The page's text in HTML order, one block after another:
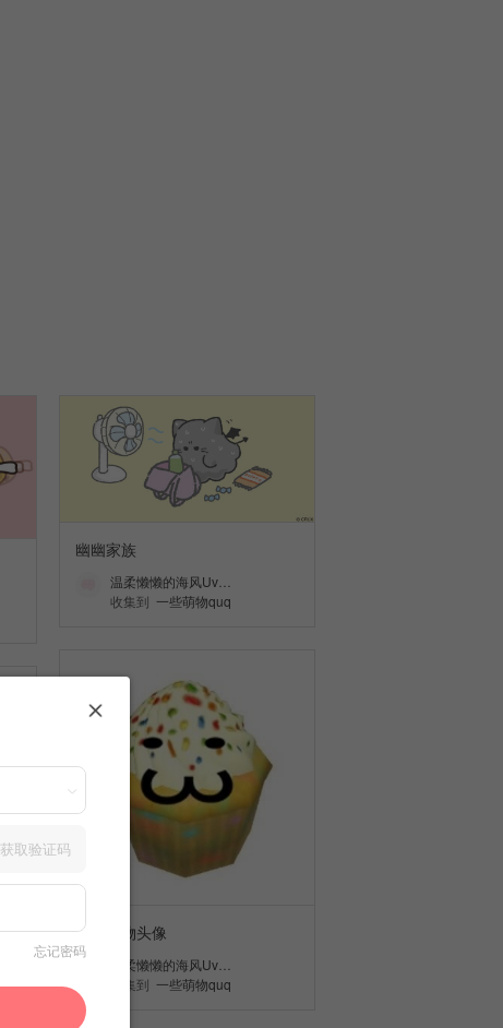
幽幽家族
温柔懒懒的海风Uv…
收集到 一些萌物quq
可爱食物头像
温柔懒懒的海风Uv…
收集到 一些萌物quq
获取验证码
忘记密码